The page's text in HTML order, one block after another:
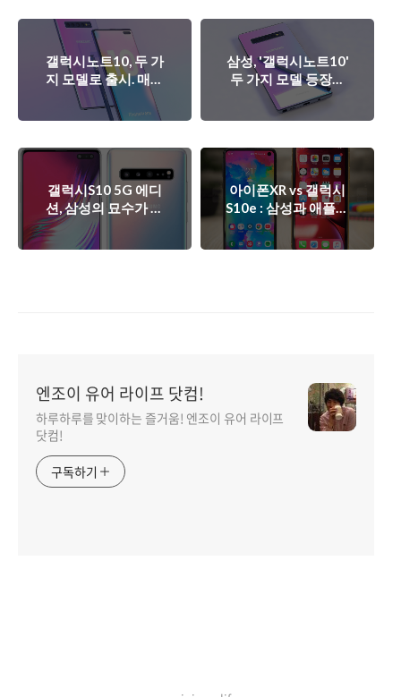
갤럭시노트10, 두 가
지 모델로 출시. 매력
적일 수 밖에 없는 이
유.
삼성, '갤럭시노트10'
두 가지 모델 등장하
나? - 노트10 & 노트
10s
갤럭시S10 5G 에디
션, 삼성의 묘수가 될
까?
아이폰XR vs 갤럭시
S10e : 삼성과 애플의
보급형 비교.
엔조이 유어 라이프 닷컴!
하루하루를 맞이하는 즐거움! 엔조이 유어 라이프
닷컴!
구독하기